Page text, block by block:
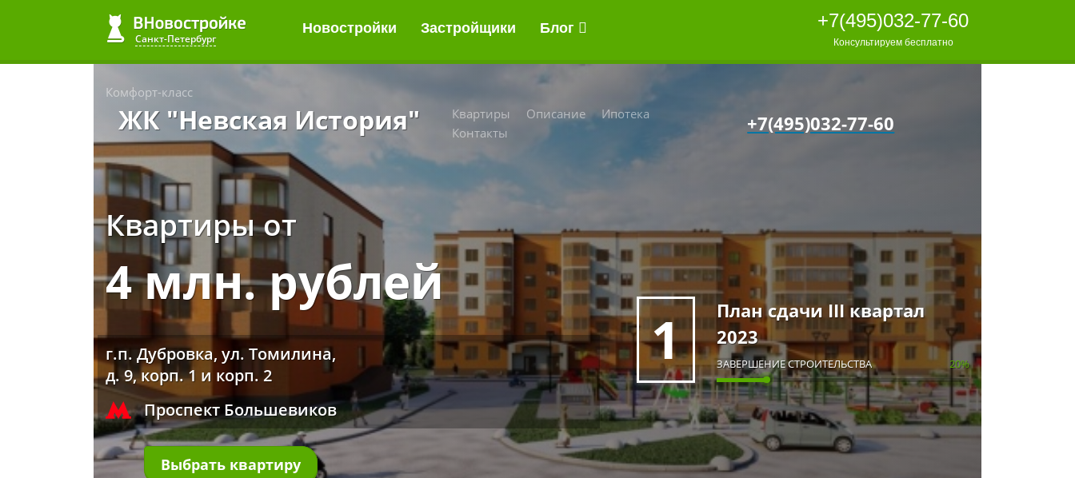
Санкт-Петербург
Новостройки Застройщики Блог +7(495)032-77-60
Консультируем бесплатно
Комфорт-класс
ЖК "Невская История" Квартиры Описание
Ипотека
Контакты
+7(495)032-77-60
Квартиры от
4 млн. рублей
г.п. Дубровка, ул. Томилина,
д. 9, корп. 1 и корп. 2
Проспект Большевиков
Выбрать квартиру
1
План сдачи III квартал
2023
ЗАВЕРШЕНИЕ СТРОИТЕЛЬСТВА 20%